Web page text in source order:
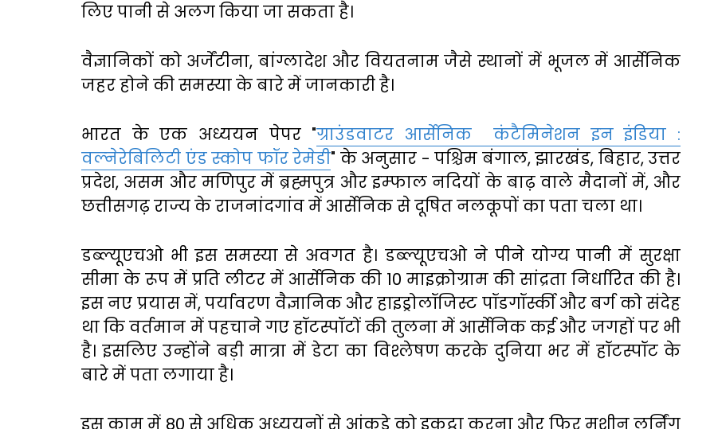
लिएपानीसे अलगकियाजासकताहै।
वैज्ञानिकों को अर्जेंटीना,बांग्लादेश और वियतनाम जैसे स्थानों में भूजल में आर्सेनिक
जहरहोनेकीसमस्याकेबारेमेंजानकारीहै।
भारत के एक अध्ययन पेपर"ग्राउंडवाटर आर्सेनिक कंटैमिनेशन इन इंडिया :
वल्नेरेबिलिटी एंडस्कोप फॉररेमेडी" के अनुसार - पश्चिम बंगाल,झारखंड, बिहार,उत्तर
प्रदेश, असम और मणिपुर में ब्रह्मपुत्र और इम्फाल नदियों के बाढ़ वाले मैदानों में, और
छत्तीसगढ़राज्यकेराजनांदगांवमें आर्सेनिकसेदूषितनलकूपोंकापताचला था।
डब्ल्यूएचओ भी इस समस्या से अवगत है। डब्ल्यूएचओ ने पीने योग्य पानी में सुरक्षा
सीमा के रूप में प्रति लीटर में आर्सेनिक की 10 माइक्रोग्राम की सांद्रता निर्धारित की है।
इसनए प्रयासमें,पर्यावरण वैज्ञानिक औरहाइड्रोलॉजिस्ट पॉडगॉर्स्की औरबर्ग कोसंदेह
थाकिवर्तमान मेंपहचानेगएहॉटस्पॉटोंकी तुलनामें आर्सेनिककई और जगहोंपर भी
है। इसलिए उन्होंने बड़ी मात्रा में डेटा का विश्लेषण करके दुनिया भर में हॉटस्पॉट के
बारेमेंपतालगायाहै।
इसकाममें 80 से अधिक अध्ययनोंसे आंकड़ेकोइकट्ठाकरना और फिरमशीनलर्निंग